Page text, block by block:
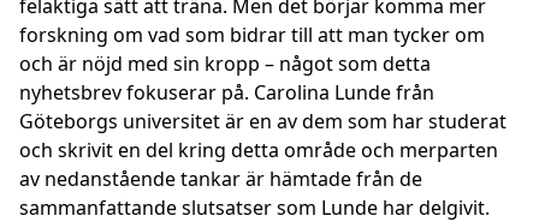
felaktiga sätt att träna. Men det börjar komma mer
forskning om vad som bidrar till att man tycker om
och är nöjd med sin kropp – något som detta
nyhetsbrev fokuserar på. Carolina Lunde från
Göteborgs universitet är en av dem som har studerat
och skrivit en del kring detta område och merparten
av nedanstående tankar är hämtade från de
sammanfattande slutsatser som Lunde har delgivit.